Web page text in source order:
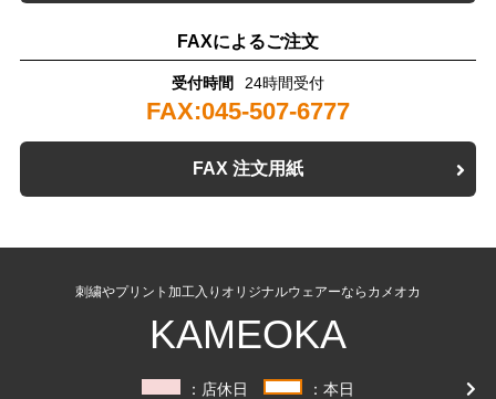
FAXによるご注文
受付時間 24時間受付
FAX:045-507-6777
FAX 注文用紙
刺繍やプリント加工入りオリジナルウェアーならカメオカ
KAMEOKA
：店休日 ：本日